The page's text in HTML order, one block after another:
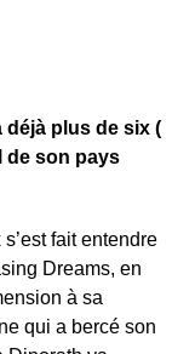
déjà plus de six (
de son pays
fait entendre
Dreams, en
à sa
qui a bercé son